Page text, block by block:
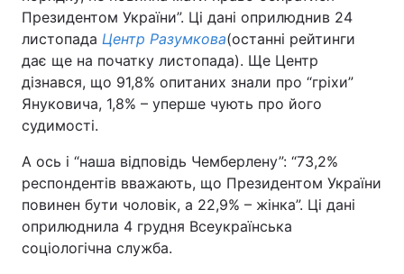
Президентом України”. Ці дані оприлюднив 24
листопада Центр Разумкова(останні рейтинги
дає ще на початку листопада). Ще Центр
дізнався, що 91,8% опитаних знали про “гріхи”
Януковича, 1,8% – уперше чують про його
судимості.
А ось і “наша відповідь Чемберлену”: “73,2%
респондентів вважають, що Президентом України
повинен бути чоловік, а 22,9% – жінка”. Ці дані
оприлюднила 4 грудня Всеукраїнська
соціологічна служба.